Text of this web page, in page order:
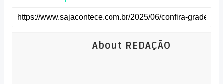
About REDAÇÃO